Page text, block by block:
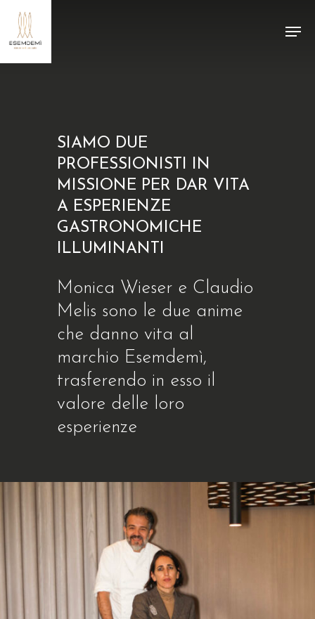
Skip
main
Menu
SIAMO DUE
PROFESSIONISTI IN
MISSIONE PER DAR VITA
A ESPERIENZE
GASTRONOMICHE
ILLUMINANTI
Monica Wieser e Claudio
Melis sono le due anime
che danno vita al
marchio Esemdemì,
trasferendo in esso il
valore delle loro
esperienze